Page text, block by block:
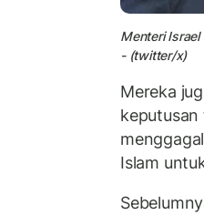
Menteri
- (twitter/x)
Mereka
Islam